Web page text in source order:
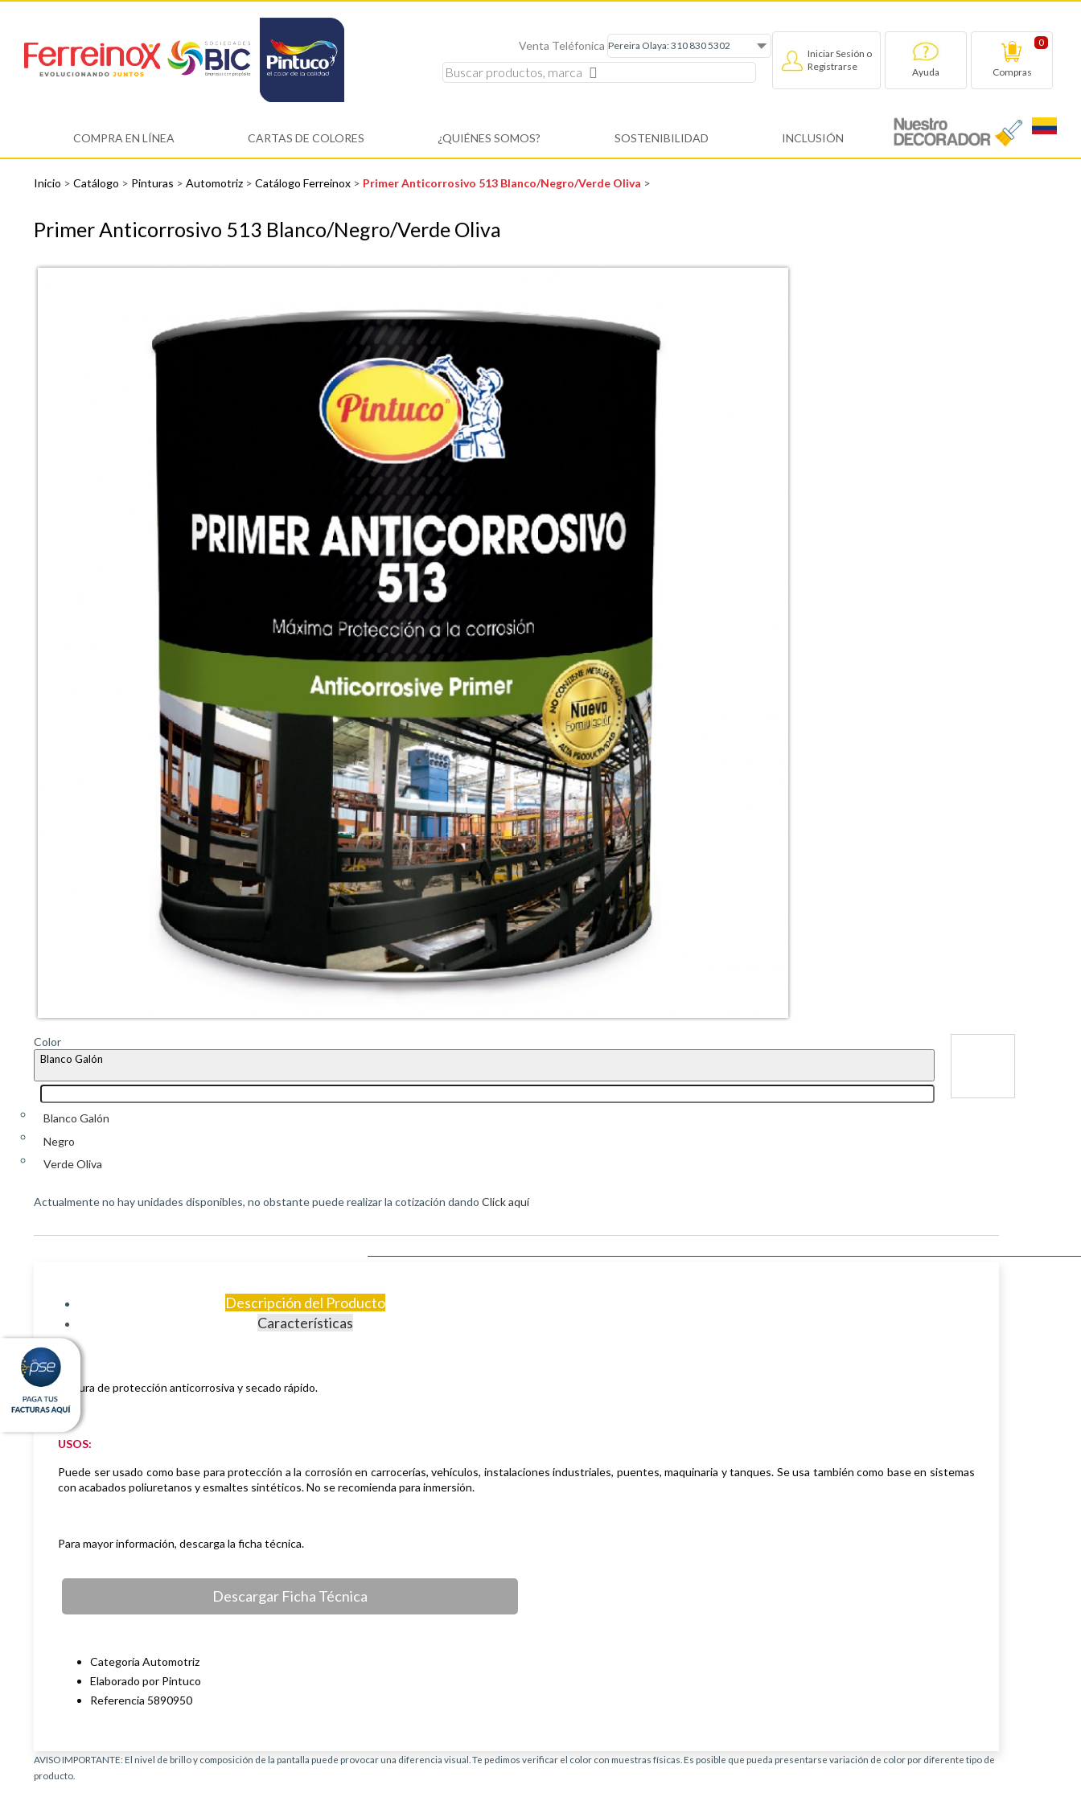
Venta Teléfonica
Iniciar Sesión o
Registrarse
Ayuda
0
Compras
COMPRA EN LÍNEA CARTAS DE COLORES ¿QUIÉNES SOMOS? SOSTENIBILIDAD INCLUSIÓN
Inicio > Catálogo > Pinturas > Automotriz > Catálogo Ferreinox > Primer Anticorrosivo 513 Blanco/Negro/Verde Oliva >
Primer Anticorrosivo 513 Blanco/Negro/Verde Oliva
Color
Blanco Galón
Blanco Galón
Negro
Verde Oliva
Actualmente no hay unidades disponibles, no obstante puede realizar la cotización dando Click aquí
Descripción del Producto
Características
Pintura de protección anticorrosiva y secado rápido.
USOS:
Puede ser usado como base para protección a la corrosión en carrocerías, vehículos, instalaciones industriales, puentes, maquinaria y tanques. Se usa también como base en sistemas
con acabados poliuretanos y esmaltes sintéticos.No se recomienda para inmersión.
Para mayor información, descarga la ficha técnica.
Descargar Ficha Técnica
Categoría Automotriz
Elaborado por Pintuco
Referencia 5890950
AVISO IMPORTANTE: El nivel de brillo y composición de la pantalla puede provocar una diferencia visual. Te pedimos verificar el color con muestras físicas. Es posible que pueda presentarse variación de color por diferente tipo de
producto.